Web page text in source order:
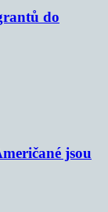
do
jsou